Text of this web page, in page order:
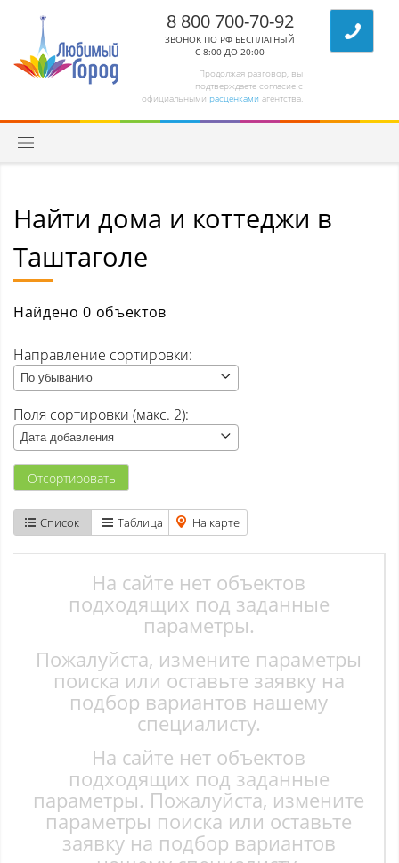
Продолжая разговор, вы
подтверждаете согласие с
официальными расценками агентства.
8 800 700-70-92
ЗВОНОК ПО РФ БЕСПЛАТНЫЙ
С 8:00 ДО 20:00
Квартиры
Комнаты/секции
Апанас
Атаманово
Безруково
Вишенка тер. СНТ
Высокий
Гурьевск
Ерунаково
Заводской р-н
Загорский
Найти дома и коттеджи в
Таштаголе
Найдено 0 объектов
Направление сортировки:
По убыванию
Поля сортировки (макс. 2):
Дата добавления
Отсортировать
Список Таблица На карте
На сайте нет объектов
подходящих под заданные
параметры.
Пожалуйста, измените параметры
поиска или оставьте заявку на
подбор вариантов нашему
специалисту.
На сайте нет объектов
подходящих под заданные
параметры. Пожалуйста, измените
параметры поиска или оставьте
заявку на подбор вариантов